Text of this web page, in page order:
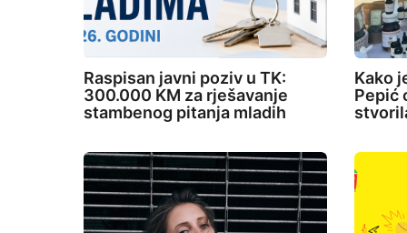
Raspisan javni poziv u TK:
300.000 KM za rješavanje
stambenog pitanja mladih
Kako
Pepić